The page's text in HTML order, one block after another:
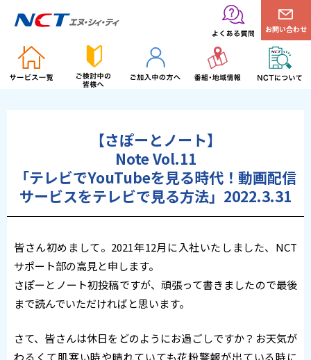
お問い合わせ
【さぽーとノート】
Note Vol.11
「テレビでYouTubeを見る時代！動画配信
サービスをテレビで見る方法」2022.3.31
皆さん初めまして。2021年12月に入社いたしました、NCT
サポート部の高見と申します。
さぽーとノート初投稿ですが、頑張って書きましたので最後
まで読んでいただければと思います。
さて、皆さんは休日をどのようにお過ごしですか？お天気が
わるくて肌寒い時や晴れていても花粉警報が出ている時に